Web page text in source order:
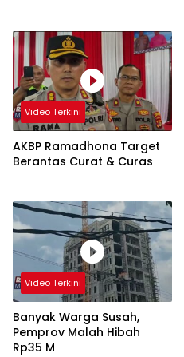
Video Terkini
AKBP Ramadhona Target
Berantas Curat & Curas
Video Terkini
Banyak Warga Susah,
Pemprov Malah Hibah
Rp35 M